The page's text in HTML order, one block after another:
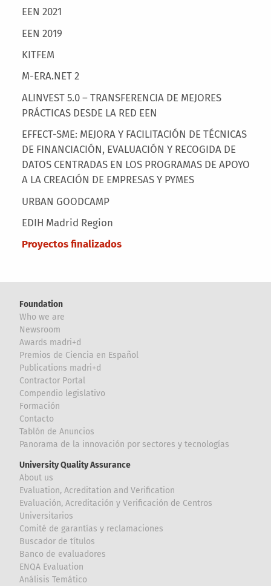
EEN 2021
EEN 2019
KITFEM
M-ERA.NET 2
ALINVEST 5.0 – TRANSFERENCIA DE MEJORES
PRÁCTICAS DESDE LA RED EEN
EFFECT-SME: MEJORA Y FACILITACIÓN DE TÉCNICAS
DE FINANCIACIÓN, EVALUACIÓN Y RECOGIDA DE
DATOS CENTRADAS EN LOS PROGRAMAS DE APOYO
A LA CREACIÓN DE EMPRESAS Y PYMES
URBAN GOODCAMP
EDIH Madrid Region
Proyectos finalizados
Foundation
Who we are
Newsroom
Awards madri+d
Premios de Ciencia en Español
Publications madri+d
Contractor Portal
Compendio legislativo
Formación
Contacto
Tablón de Anuncios
Panorama de la innovación por sectores y tecnologías
University Quality Assurance
About us
Evaluation, Acreditation and Verification
Evaluación, Acreditación y Verificación de Centros
Universitarios
Comité de garantías y reclamaciones
Buscador de títulos
Banco de evaluadores
ENQA Evaluation
Análisis Temático